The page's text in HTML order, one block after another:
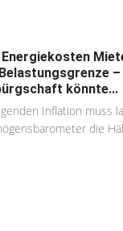
Energiekosten
–
könnte...
Inflation muss
die